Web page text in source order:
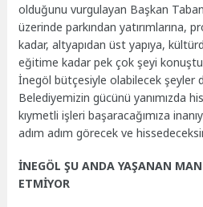
olduğunu vurgulayan Başkan
üzerinde parkından yatırımlarına,
kadar, altyapıdan üst yapıya,
eğitime kadar pek çok şeyi
İnegöl bütçesiyle olabilecek şeyler
Belediyemizin gücünü yanımızda
kıymetli işleri başaracağımıza
adım adım görecek ve
İNEGÖL ŞU ANDA YAŞANAN
ETMİYOR